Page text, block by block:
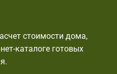
стоимости дома,
каталоге готовых